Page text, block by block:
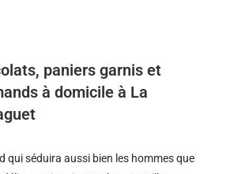
paniers garnis et
à domicile à La
qui séduira aussi bien les hommes que